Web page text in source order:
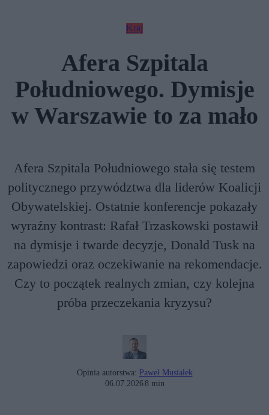
Kraj
Afera Szpitala
Południowego. Dymisje
w Warszawie to za mało
Afera Szpitala Południowego stała się testem
politycznego przywództwa dla liderów Koalicji
Obywatelskiej. Ostatnie konferencje pokazały
wyraźny kontrast: Rafał Trzaskowski postawił
na dymisje i twarde decyzje, Donald Tusk na
zapowiedzi oraz oczekiwanie na rekomendacje.
Czy to początek realnych zmian, czy kolejna
próba przeczekania kryzysu?
Opinia autorstwa: Paweł Musiałek
06.07.20268 min